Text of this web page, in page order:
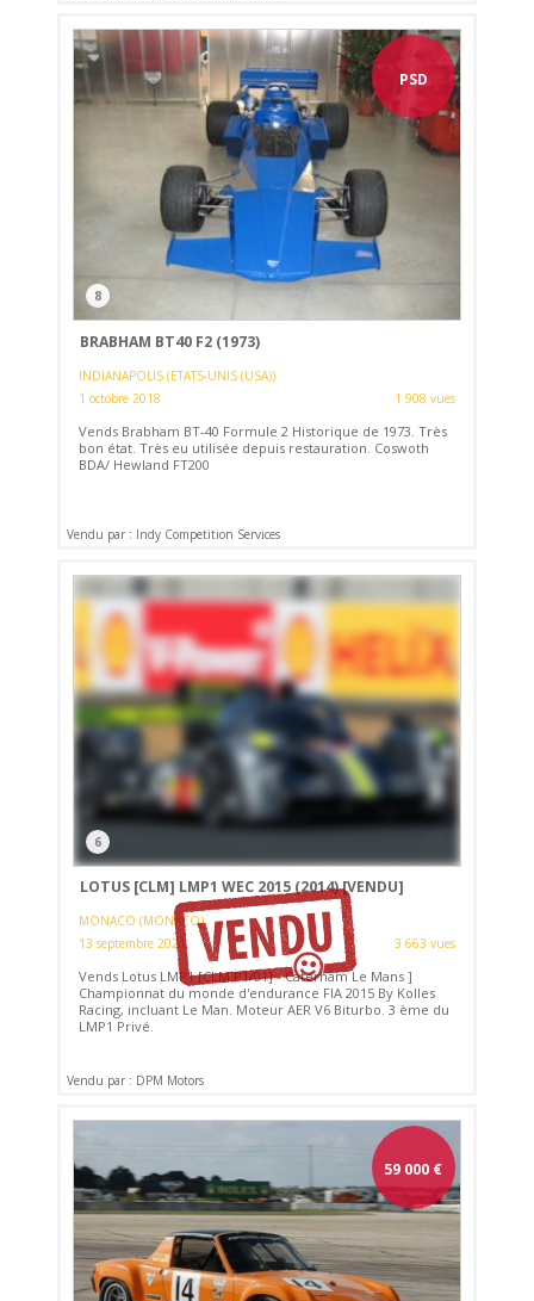
PSD
8
BRABHAM BT40 F2 (1973)
INDIANAPOLIS (ETATS-UNIS (USA))
1 octobre 2018
1 908 vues
Vends Brabham BT-40 Formule 2 Historique de 1973. Très
bon état. Très eu utilisée depuis restauration. Coswoth
BDA/ Hewland FT200
Vendu par : Indy Competition Services
6
LOTUS [CLM] LMP1 WEC 2015 (2014)[VENDU]
MONACO (MONACO)
13 septembre 2021
3 663 vues
Vends Lotus LMP1 [CLM P1/01] - Caterham Le Mans ]
Championnat du monde d'endurance FIA 2015 By Kolles
Racing, incluant Le Man. Moteur AER V6 Biturbo. 3 ème du
LMP1 Privé.
Vendu par : DPM Motors
59 000 €